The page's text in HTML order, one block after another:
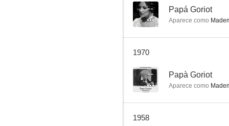
--
-- Papá Goriot
Aparece como
1970
-- Papà Goriot
Aparece como
1958